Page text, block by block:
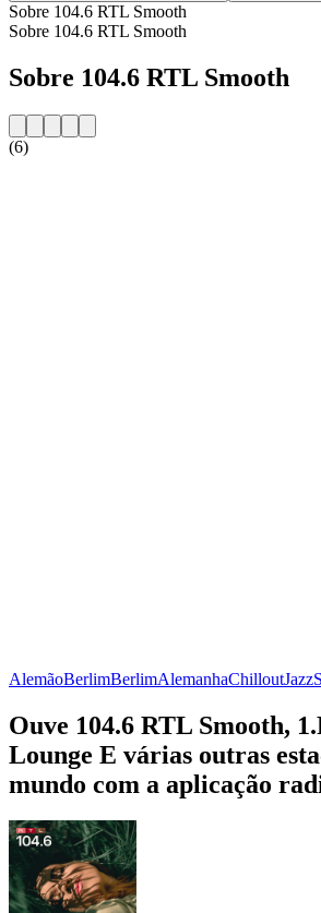
Sobre 104.6 RTL Smooth
Sobre 104.6 RTL Smooth
Sobre 104.6 RTL Smooth
(6)
AlemãoBerlimBerlimAlemanhaChilloutJazz
Ouve 104.6 RTL Smooth,
Lounge E várias outras
mundo com a aplicação